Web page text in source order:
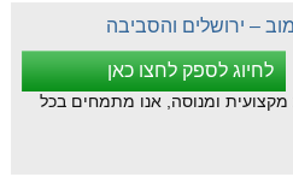
– ירושלים והסביבה
לחיוג לספק לחצו כאן
ומנוסה, אנו מתמחים בכל